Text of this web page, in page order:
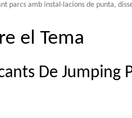
parcs amb instal·lacions de punta,
el Tema
De Jumping